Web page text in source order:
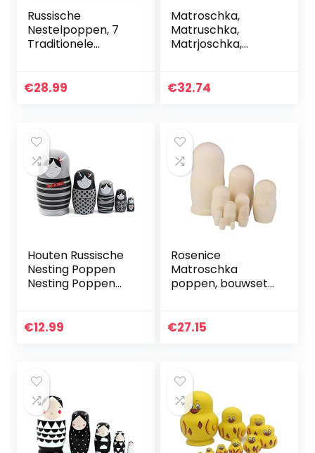
Russische
Nestelpoppen, 7
Traditionele
Semjonov Gele Stijl
€28.99
Matroschka,
Matruschka,
Matrjoschka,
€32.74
Houten Russische
Nesting Poppen
Nesting Poppen
Cartoon Pop
€12.99
Rosenice
Matroschka
poppen, bouwset
€27.15